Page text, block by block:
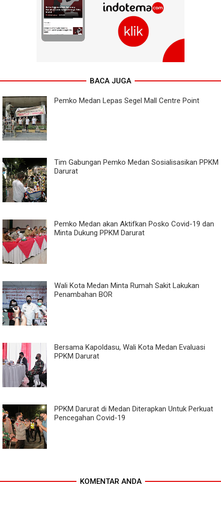
BACA JUGA
Pemko Medan Lepas Segel Mall Centre Point
Tim Gabungan Pemko Medan Sosialisasikan PPKM
Darurat
Pemko Medan akan Aktifkan Posko Covid-19 dan
Minta Dukung PPKM Darurat
Wali Kota Medan Minta Rumah Sakit Lakukan
Penambahan BOR
Bersama Kapoldasu, Wali Kota Medan Evaluasi
PPKM Darurat
PPKM Darurat di Medan Diterapkan Untuk Perkuat
Pencegahan Covid-19
KOMENTAR ANDA